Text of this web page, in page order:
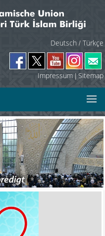
Deutsch / Türkçe
Impressum| Sitemap